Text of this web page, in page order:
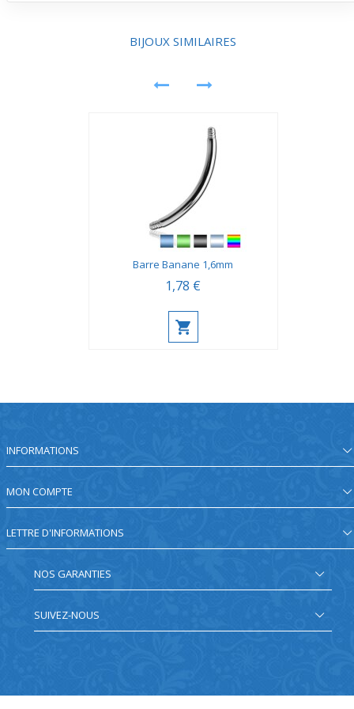
qui le rend adapté pour un port quotidien en été. Il
BIJOUX SIMILAIRES
Barre Banane 1,6mm
1,78 €
INFORMATIONS
MON COMPTE
LETTRE D'INFORMATIONS
NOS GARANTIES
SUIVEZ-NOUS